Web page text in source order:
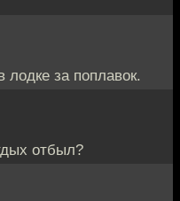
лодке за поплавок.
отбыл?